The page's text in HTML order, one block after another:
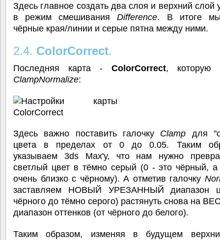
Здесь главное создать два слоя и верхний слой
в режим смешиванияDifference. В итоге
чёрные края/линии и серые пятна между ними.
2.4. ColorCorrect.
Последняя карта - ColorCorrect, которую
ClampNormalize:
Здесь важно поставить галочку Clamp для
цвета в пределах от 0 до 0.05. Таким
указываем 3ds Max'у, что нам нужно
светлый цвет в тёмно серый (0 - это чёрный,
очень близко с чёрному). А отметив галочку
заставляем НОВЫЙ УРЕЗАННЫЙ диапазон
чёрного до тёмно серого) растянуть снова на
диапазон оттенков (от чёрного до белого).
Таким образом, изменяя в будущем